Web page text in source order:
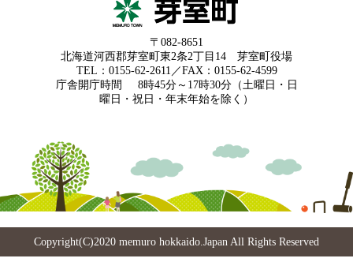
〒082-8651
北海道河西郡芽室町東2条2丁目14 芽室町役場
TEL：0155-62-2611／FAX：0155-62-4599
庁舎開庁時間
8時45分～17時30分（土曜日・日
曜日・祝日・年末年始を除く）
Copyright(C)2020 memuro hokkaido.Japan All Rights Reserved